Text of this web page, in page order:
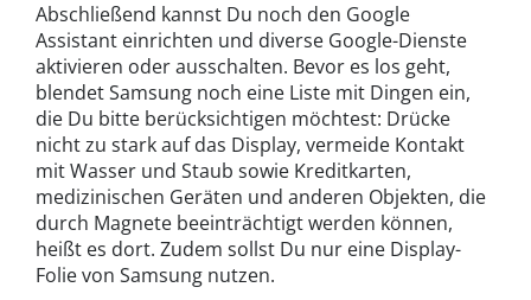
Abschließend kannst Du noch den Google
Assistant einrichten und diverse Google-Dienste
aktivieren oder ausschalten. Bevor es los geht,
blendet Samsung noch eine Liste mit Dingen ein,
die Du bitte berücksichtigen möchtest: Drücke
nicht zu stark auf das Display, vermeide Kontakt
mit Wasser und Staub sowie Kreditkarten,
medizinischen Geräten und anderen Objekten, die
durch Magnete beeinträchtigt werden können,
heißt es dort. Zudem sollst Du nur eine Display-
Folie von Samsung nutzen.